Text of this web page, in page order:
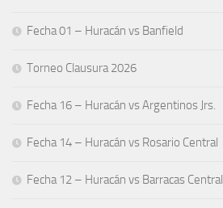
Fecha 01 – Huracán vs Banfield
Torneo Clausura 2026
Fecha 16 – Huracán vs Argentinos Jrs.
Fecha 14 – Huracán vs Rosario Central
Fecha 12 – Huracán vs Barracas Central